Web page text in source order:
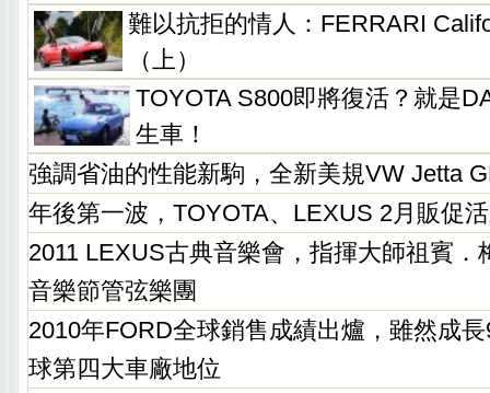
難以抗拒的情人：FERRARI
（上）
TOYOTA S800即將復活？就是
生車！
強調省油的性能新駒，全新美規VW Jetta
年後第一波，TOYOTA、LEXUS 2月販促
2011 LEXUS古典音樂會，指揮大師祖賓．
音樂節管弦樂團
2010年FORD全球銷售成績出爐，雖然成
球第四大車廠地位